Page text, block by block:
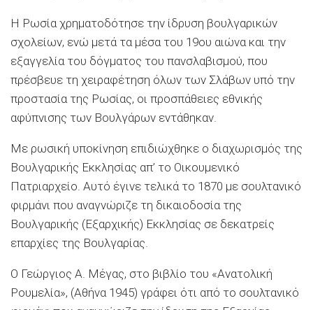
Η Ρωσία χρηματοδότησε την ίδρυση βουλγαρικών
σχολείων, ενώ μετά τα μέσα του 19ου αιώνα και την
εξαγγελία του δόγματος του πανσλαβισμού, που
πρέσβευε τη χειραφέτηση όλων των Σλάβων υπό την
προστασία της Ρωσίας, οι προσπάθειες εθνικής
αφύπνισης των Βουλγάρων εντάθηκαν.
Με ρωσική υποκίνηση επιδιώχθηκε ο διαχωρισμός της
Βουλγαρικής Εκκλησίας απ’ το Οικουμενικό
Πατριαρχείο. Αυτό έγινε τελικά το 1870 με σουλτανικό
φιρμάνι που αναγνώριζε τη δικαιοδοσία της
Βουλγαρικής (Εξαρχικής) Εκκλησίας σε δεκατρείς
επαρχίες της Βουλγαρίας.
Ο Γεώργιος Α. Μέγας, στο βιβλίο του «Ανατολική
Ρουμελία», (Αθήνα 1945) γράφει ότι από το σουλτανικό